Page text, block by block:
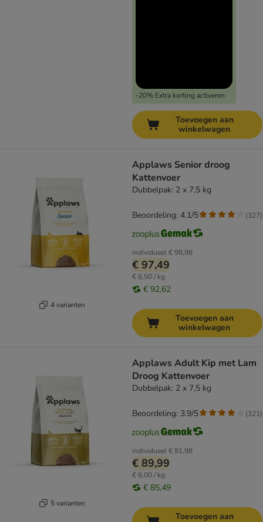
-20% Extra korting activeren
Toevoegen aan
winkelwagen
4 varianten
Applaws Senior droog
Kattenvoer
Dubbelpak: 2 x 7,5 kg
individueel€ 98,98
€ 97,49
€ 6,50 / kg
€ 92,62
Beoordeling: 4.1/5 (327)
Toevoegen aan
winkelwagen
5 varianten
Applaws Adult Kip met Lam
Droog Kattenvoer
Dubbelpak: 2 x 7,5 kg
individueel€ 91,98
€ 89,99
€ 6,00 / kg
€ 85,49
Beoordeling: 3.9/5 (321)
Toevoegen aan